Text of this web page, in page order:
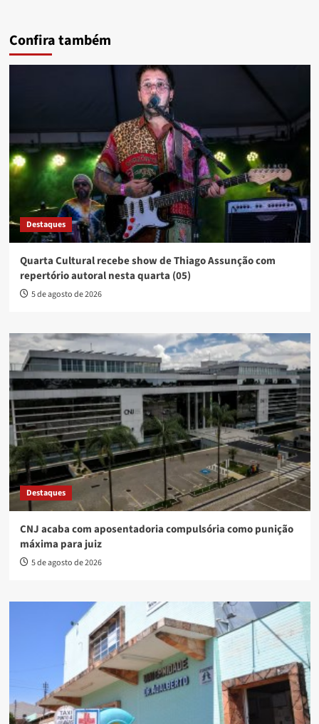
Confira também
Destaques
Quarta Cultural recebe show de Thiago Assunção com
repertório autoral nesta quarta (05)
5 de agosto de 2026
Destaques
CNJ acaba com aposentadoria compulsória como punição
máxima para juiz
5 de agosto de 2026